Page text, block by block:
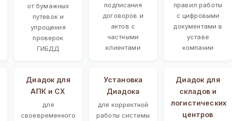
от бумажных
путевок и
упрощения
проверок
ГИБДД
подписания
договоров и
актов с
частными
клиентами
правил работы
с цифровыми
документами в
уставе
компании
Диадок для
АПК и СХ
для
своевременного
Установка
Диадока
для корректной
работы системы
Диадок для
складов и
логистических
центров